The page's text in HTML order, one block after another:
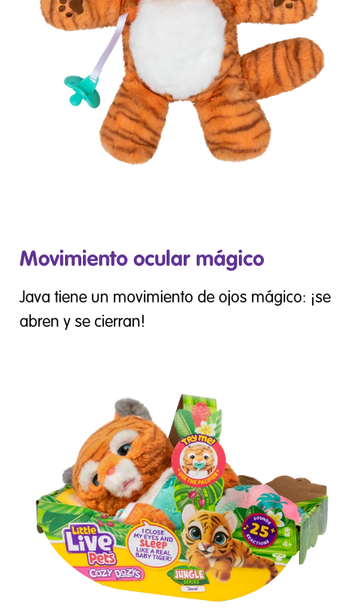
Movimiento ocular mágico
Java tiene un movimiento de ojos mágico: ¡se
abren y se cierran!